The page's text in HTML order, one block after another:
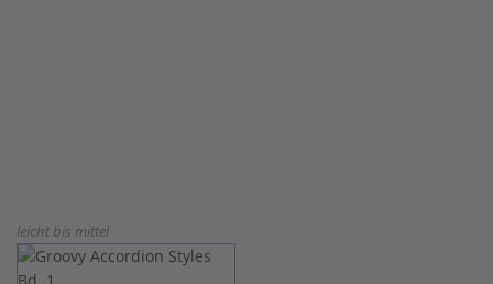
leicht bis mittel